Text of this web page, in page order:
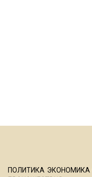
ПОЛИТИКА ЭКОНОМИКА